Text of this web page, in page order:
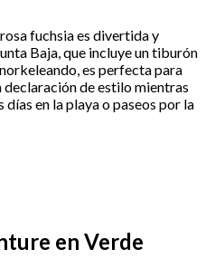
fuchsia es divertida y
Baja, que incluye un tiburón
es perfecta para
declaración de estilo mientras
en la playa o paseos por la
en Verde